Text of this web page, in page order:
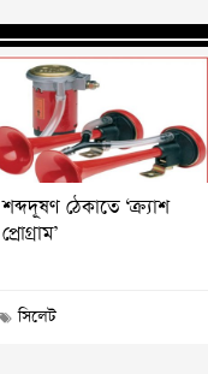
শব্দদূষণ ঠেকাতে ‘ক্র্যাশ
প্রোগ্রাম’
সিলেট